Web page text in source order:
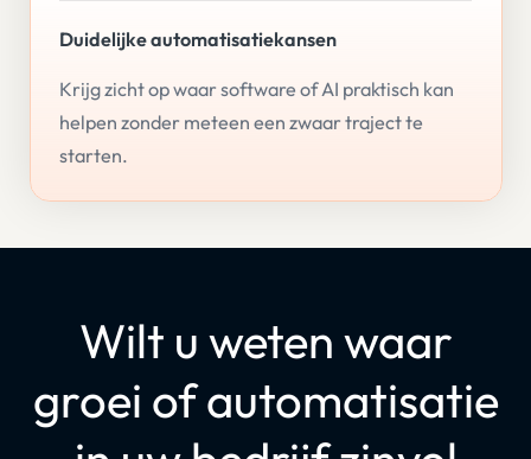
Duidelijke automatisatiekansen
Krijg zicht op waar software of AI praktisch kan
helpen zonder meteen een zwaar traject te
starten.
Wilt u weten waar
groei of automatisatie